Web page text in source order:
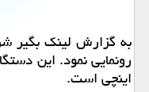
به گزارش لینك بگیر
اینچی است.